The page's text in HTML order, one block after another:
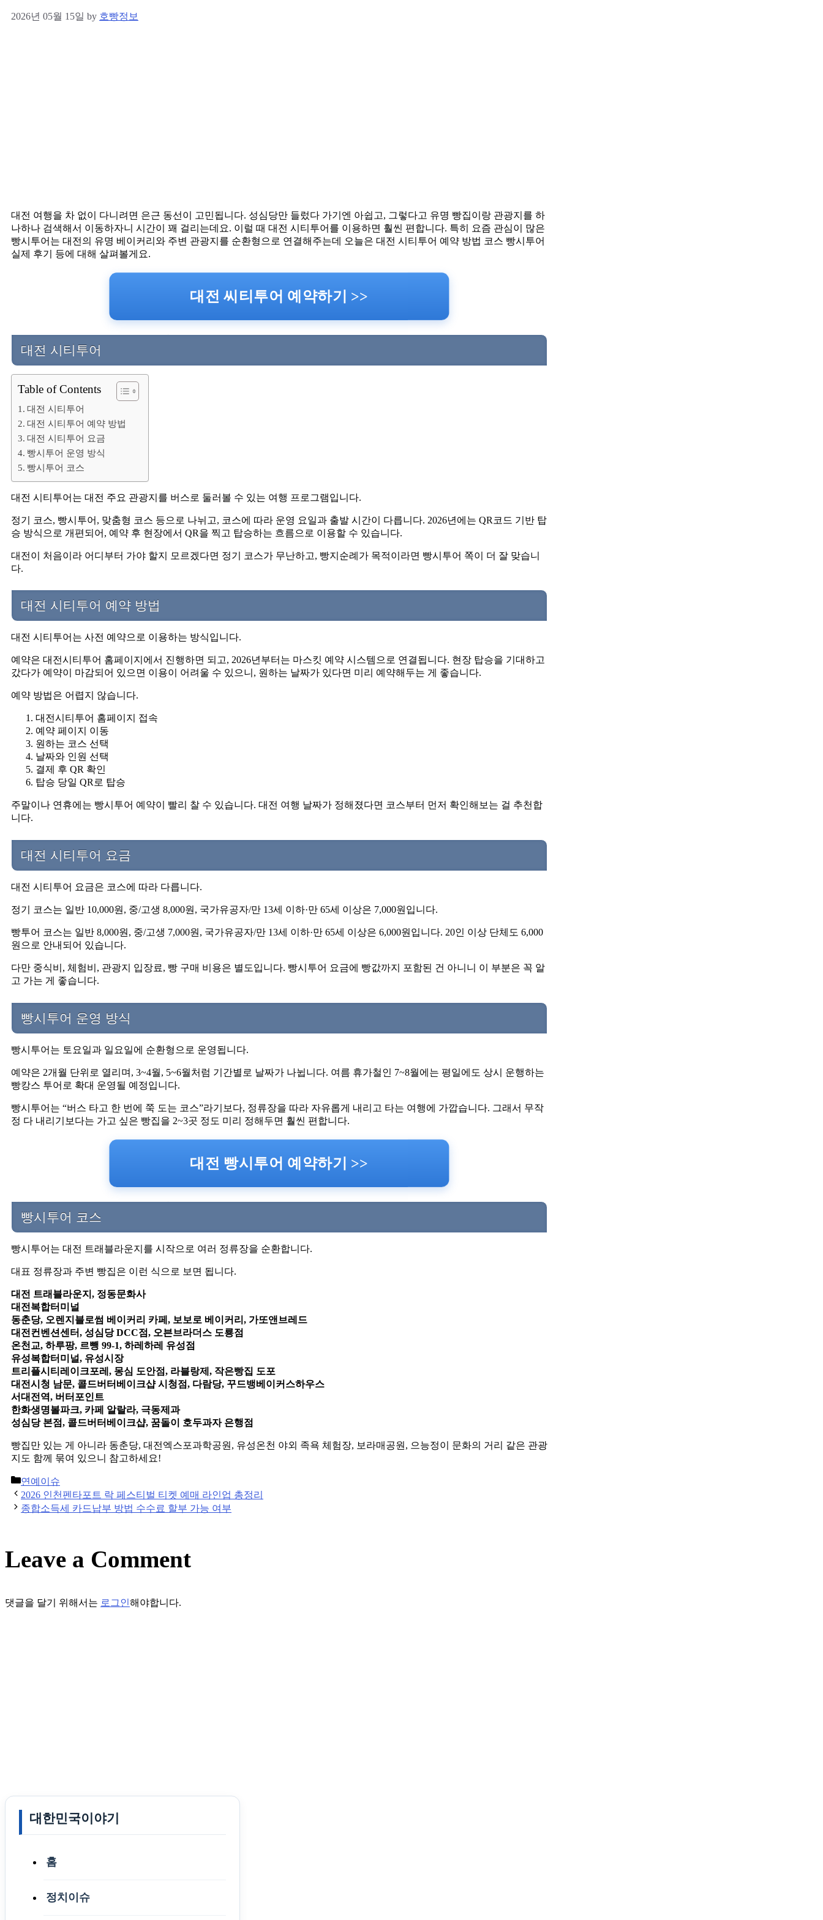
2026년 05월 15일 by 호빵정보
대전 여행을 차 없이 다니려면 은근 동선이 고민됩니다. 성심당만 들렀다 가기엔 아쉽고, 그렇다고 유명 빵집이랑 관광지를 하
나하나 검색해서 이동하자니 시간이 꽤 걸리는데요. 이럴 때 대전 시티투어를 이용하면 훨씬 편합니다. 특히 요즘 관심이 많은
빵시투어는 대전의 유명 베이커리와 주변 관광지를 순환형으로 연결해주는데 오늘은 대전 시티투어 예약 방법 코스 빵시투어
실제 후기 등에 대해 살펴볼게요.
대전 씨티투어 예약하기 >>
대전 시티투어
Table of Contents
대전 시티투어
대전 시티투어 예약 방법
대전 시티투어 요금
빵시투어 운영 방식
빵시투어 코스
대전 시티투어는 대전 주요 관광지를 버스로 둘러볼 수 있는 여행 프로그램입니다.
정기 코스, 빵시투어, 맞춤형 코스 등으로 나뉘고, 코스에 따라 운영 요일과 출발 시간이 다릅니다. 2026년에는 QR코드 기반 탑
승 방식으로 개편되어, 예약 후 현장에서 QR을 찍고 탑승하는 흐름으로 이용할 수 있습니다.
대전이 처음이라 어디부터 가야 할지 모르겠다면 정기 코스가 무난하고, 빵지순례가 목적이라면 빵시투어 쪽이 더 잘 맞습니
다.
대전 시티투어 예약 방법
대전 시티투어는 사전 예약으로 이용하는 방식입니다.
예약은 대전시티투어 홈페이지에서 진행하면 되고, 2026년부터는 마스킷 예약 시스템으로 연결됩니다. 현장 탑승을 기대하고
갔다가 예약이 마감되어 있으면 이용이 어려울 수 있으니, 원하는 날짜가 있다면 미리 예약해두는 게 좋습니다.
예약 방법은 어렵지 않습니다.
대전시티투어 홈페이지 접속
예약 페이지 이동
원하는 코스 선택
날짜와 인원 선택
결제 후 QR 확인
탑승 당일 QR로 탑승
주말이나 연휴에는 빵시투어 예약이 빨리 찰 수 있습니다. 대전 여행 날짜가 정해졌다면 코스부터 먼저 확인해보는 걸 추천합
니다.
대전 시티투어 요금
대전 시티투어 요금은 코스에 따라 다릅니다.
정기 코스는 일반 10,000원, 중/고생 8,000원, 국가유공자/만 13세 이하·만 65세 이상은 7,000원입니다.
빵투어 코스는 일반 8,000원, 중/고생 7,000원, 국가유공자/만 13세 이하·만 65세 이상은 6,000원입니다. 20인 이상 단체도 6,000
원으로 안내되어 있습니다.
다만 중식비, 체험비, 관광지 입장료, 빵 구매 비용은 별도입니다. 빵시투어 요금에 빵값까지 포함된 건 아니니 이 부분은 꼭 알
고 가는 게 좋습니다.
빵시투어 운영 방식
빵시투어는 토요일과 일요일에 순환형으로 운영됩니다.
예약은 2개월 단위로 열리며, 3~4월, 5~6월처럼 기간별로 날짜가 나뉩니다. 여름 휴가철인 7~8월에는 평일에도 상시 운행하는
빵캉스 투어로 확대 운영될 예정입니다.
빵시투어는 “버스 타고 한 번에 쭉 도는 코스”라기보다, 정류장을 따라 자유롭게 내리고 타는 여행에 가깝습니다. 그래서 무작
정 다 내리기보다는 가고 싶은 빵집을 2~3곳 정도 미리 정해두면 훨씬 편합니다.
대전 빵시투어 예약하기 >>
빵시투어 코스
빵시투어는 대전 트래블라운지를 시작으로 여러 정류장을 순환합니다.
대표 정류장과 주변 빵집은 이런 식으로 보면 됩니다.
대전 트래블라운지, 정동문화사
대전복합터미널
동춘당, 오렌지블로썸 베이커리 카페, 보보로 베이커리, 가또앤브레드
대전컨벤션센터, 성심당 DCC점, 오븐브라더스 도룡점
온천교, 하루팡, 르뺑 99-1, 하레하레 유성점
유성복합터미널, 유성시장
트리플시티레이크포레, 몽심 도안점, 라블랑제, 작은빵집 도포
대전시청 남문, 콜드버터베이크샵 시청점, 다람당, 꾸드뱅베이커스하우스
서대전역, 버터포인트
한화생명볼파크, 카페 알랄라, 극동제과
성심당 본점, 콜드버터베이크샵, 꿈돌이 호두과자 은행점
빵집만 있는 게 아니라 동춘당, 대전엑스포과학공원, 유성온천 야외 족욕 체험장, 보라매공원, 으능정이 문화의 거리 같은 관광
지도 함께 묶여 있으니 참고하세요!
Categories
연예이슈
Post
navigation
2026 인천펜타포트 락 페스티벌 티켓 예매 라인업 총정리
종합소득세 카드납부 방법 수수료 할부 가능 여부
Leave a Comment
댓글을 달기 위해서는 로그인해야합니다.
대한민국이야기
홈
정치이슈